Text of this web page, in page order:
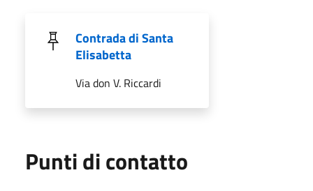
Contrada di Santa
Elisabetta
Via don V. Riccardi
Punti di contatto